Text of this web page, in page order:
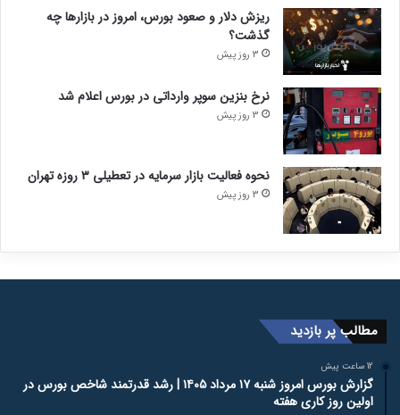
ریزش دلار و صعود بورس، امروز در بازارها چه
گذشت؟
3 روز پیش
نرخ بنزین سوپر وارداتی در بورس اعلام شد
3 روز پیش
نحوه فعالیت بازار سرمایه در تعطیلی ۳ روزه تهران
3 روز پیش
مطالب پر بازدید
12 ساعت پیش
گزارش بورس امروز شنبه ۱۷ مرداد ۱۴۰۵ | رشد قدرتمند شاخص بورس در
اولین روز کاری هفته